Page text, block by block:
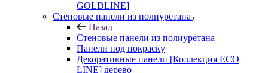
GOLDLINE]
Стеновые панели из полиуретана
Назад
Стеновые панели из полиуретана
Панели под покраску
Декоративные панели [Коллекция ECO
LINE] дерево